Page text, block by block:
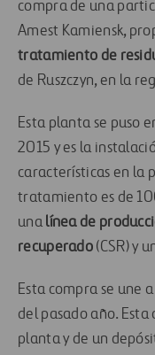
compra de una
Amest Kamiensk,
tratamiento de
de Ruszczyn, en la
Esta planta se puso
2015 y es la
características en la
tratamiento es de
una línea de
recuperado (CSR) y
Esta compra se une
del pasado año.
planta y de un